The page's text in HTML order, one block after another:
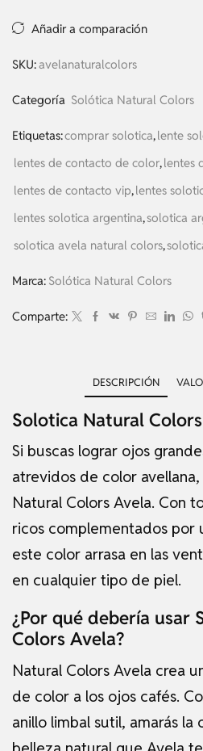
Añadir a comparación
SKU:avelanaturalcolors
Categoría Solótica Natural Colors
Etiquetas:comprar solotica,lente
lentes de contacto de color,lentes
lentes de contacto vip,lentes
lentes solotica argentina,solotica
solotica avela natural colors,
Marca: Solótica Natural Colors
Comparte:
DESCRIPCIÓN
Solotica Natural
Si buscas lograr ojos
atrevidos de color
Natural Colors Avela. Con
ricos complementados por
este color arrasa en las
en cualquier tipo de piel.
¿Por qué debería usar
Colors Avela?
Natural Colors Avela crea
de color a los ojos cafés.
anillo limbal sutil, amarás